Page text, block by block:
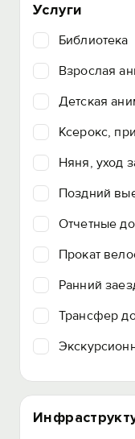
Услуги
Библиотека
Взрослая
Детская
Ксерокс,
Няня, уход
Поздний
Отчетные
Прокат
Ранний
Трансфер